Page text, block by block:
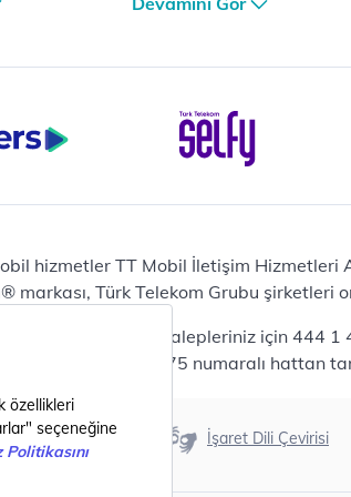
Casper Nirvana C370
Notebook
Ev Telefonu
Panasonic TGB610
Modem ve Wi-Fi
Zyxel DX3300 Wi-Fi 6
Premium VDSL Modem
Samsung Buds2 Pro
Samsung Galaxy Watch 6
hizmetler TT Mobil İletişim Hizmetleri
markası, Türk Telekom Grubu şirketleri
mobil bireysel talepleriniz için
için 444 0375 numaralı hattan
Erişilebilirlik İşaret Dili Çevirisi